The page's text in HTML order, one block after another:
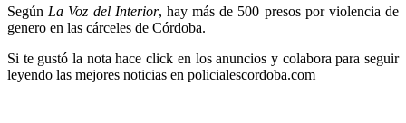
Según La Voz del Interior, hay más de 500 presos por violencia de
genero en las cárceles de Córdoba.
Si te gustó la nota hace click en los anuncios y colabora para seguir
leyendo las mejores noticias en policialescordoba.com